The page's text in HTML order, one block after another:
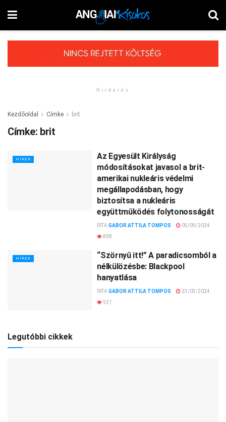
Hirdetés
Kezdőoldal Címke brit
Címke: brit
HÍREK
Az Egyesült Királyság
módosításokat javasol a brit-
amerikai nukleáris védelmi
megállapodásban, hogy
biztosítsa a nukleáris
együttműködés folytonosságát
ÍRTA GABOR ATTILA TOMPOS
05/09/2024
898
HÍREK
“Szörnyű itt!” A paradicsomból a
nélkülözésbe: Blackpool
hanyatlása
ÍRTA GABOR ATTILA TOMPOS
23/03/2024
921
Legutóbbi cikkek